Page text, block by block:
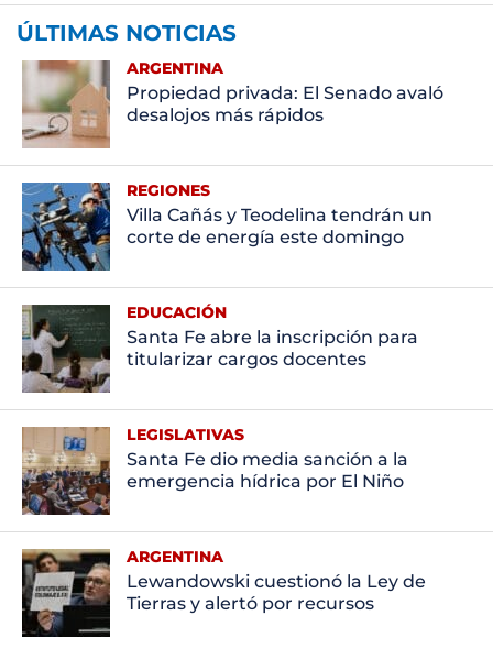
ÚLTIMAS NOTICIAS
ARGENTINA
Propiedad privada: El Senado avaló
desalojos más rápidos
REGIONES
Villa Cañás y Teodelina tendrán un
corte de energía este domingo
EDUCACIÓN
Santa Fe abre la inscripción para
titularizar cargos docentes
LEGISLATIVAS
Santa Fe dio media sanción a la
emergencia hídrica por El Niño
ARGENTINA
Lewandowski cuestionó la Ley de
Tierras y alertó por recursos